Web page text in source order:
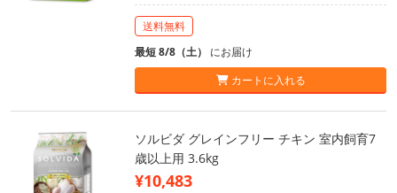
送料無料
最短 8/8（土） にお届け
カートに入れる
ソルビダ グレインフリー チキン 室内飼育7
歳以上用 3.6kg
¥10,483